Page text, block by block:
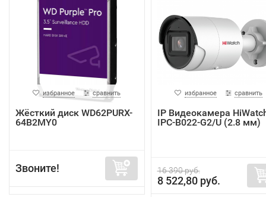
избранное сравнить
Жёсткий диск WD62PURX-
64B2MY0
Звоните!
избранное сравнить
IP Видеокамера
IPC-B022-G2/U (2.8 мм)
16 390 руб.
8 522,80 руб.